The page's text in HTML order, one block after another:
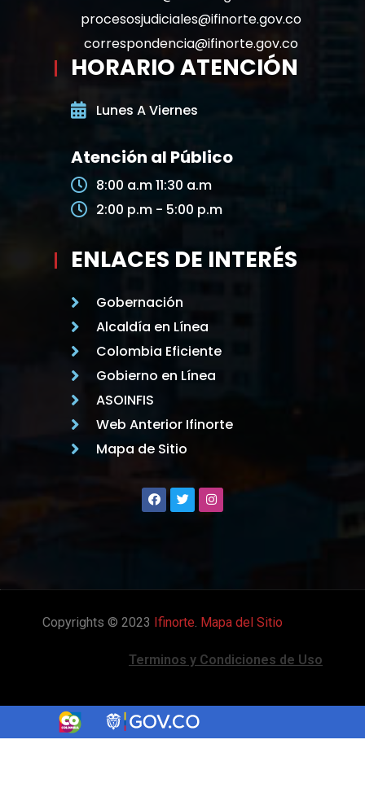
procesosjudiciales@ifinorte.gov.co
correspondencia@ifinorte.gov.co
HORARIO ATENCIÓN
Lunes A Viernes
Atención al Público
8:00 a.m 11:30 a.m
2:00 p.m - 5:00 p.m
ENLACES DE INTERÉS
Gobernación
Alcaldía en Línea
Colombia Eficiente
Gobierno en Línea
ASOINFIS
Web Anterior Ifinorte
Mapa de Sitio
Copyrights © 2023 Ifinorte Mapa del Sitio
Terminos y Condiciones de Uso